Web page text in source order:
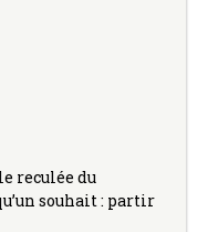
reculée du
souhait : partir